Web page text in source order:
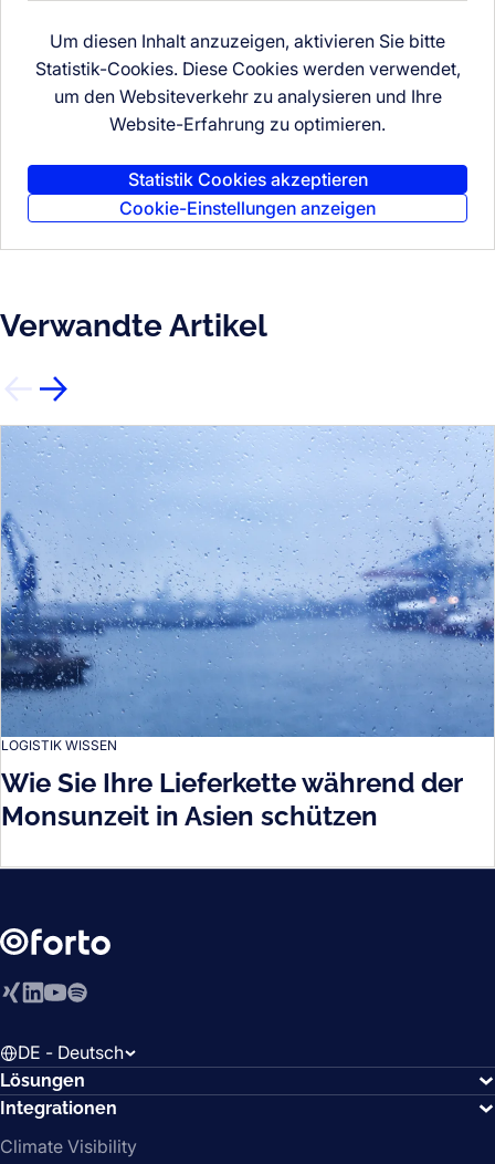
Um diesen Inhalt anzuzeigen, aktivieren Sie bitte
Statistik-Cookies. Diese Cookies werden verwendet,
um den Websiteverkehr zu analysieren und Ihre
Website-Erfahrung zu optimieren.
Statistik Cookies akzeptieren
Cookie-Einstellungen anzeigen
Verwandte Artikel
LOGISTIK WISSEN
Wie Sie Ihre Lieferkette während der
Monsunzeit in Asien schützen
XingLinkedIn
YouTube
Spotify
DE - Deutsch
Lösungen
Integrationen
Climate Visibility